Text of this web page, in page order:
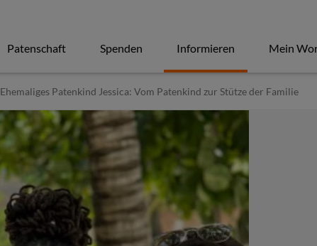
Patenschaft Spenden Informieren Mein
Ehemaliges Patenkind Jessica: Vom Patenkind zur Stütze der Familie